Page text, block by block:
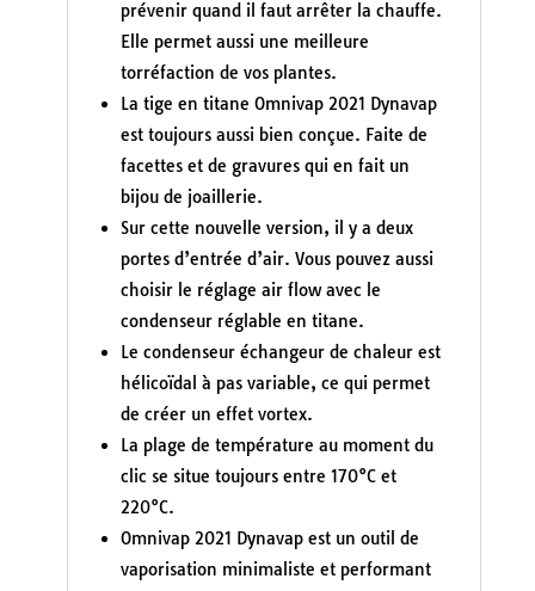
prévenir quand il faut arrêter la chauffe.
Elle permet aussi une meilleure
torréfaction de vos plantes.
La tige en titane Omnivap 2021 Dynavap
est toujours aussi bien conçue. Faite de
facettes et de gravures qui en fait un
bijou de joaillerie.
Sur cette nouvelle version, il y a deux
portes d’entrée d’air. Vous pouvez aussi
choisir le réglage air flow avec le
condenseur réglable en titane.
Le condenseur échangeur de chaleur est
hélicoïdal à pas variable, ce qui permet
de créer un effet vortex.
La plage de température au moment du
clic se situe toujours entre 170°C et
220°C.
Omnivap 2021 Dynavap est un outil de
vaporisation minimaliste et performant